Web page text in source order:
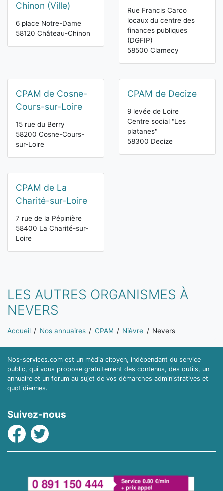
Chinon (Ville)
6 place Notre-Dame
58120 Château-Chinon
Rue Francis Carco
locaux du centre des
finances publiques
(DGFIP)
58500 Clamecy
CPAM de Cosne-
Cours-sur-Loire
15 rue du Berry
58200 Cosne-Cours-
sur-Loire
CPAM de Decize
9 levée de Loire
Centre social "Les
platanes"
58300 Decize
CPAM de La
Charité-sur-Loire
7 rue de la Pépinière
58400 La Charité-sur-
Loire
LES AUTRES ORGANISMES À
NEVERS
Vous êtes ici:
Accueil Nos annuaires CPAM Nièvre Nevers
Nos-services.com est un média citoyen, indépendant du service
public, qui vous propose gratuitement des contenus, des outils, un
annuaire et un forum au sujet de vos démarches administratives et
quotidiennes.
Suivez-nous
Facebook
Twitter